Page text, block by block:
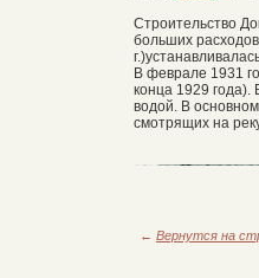
Строительство
больших
В феврале 1931
конца 1929
водой. В
смотрящих на
← Вернутся на